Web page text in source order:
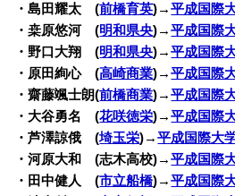
・島田耀太 (前橋育英)→平成国際
・桒原悠河 (明和県央)→平成国際
・野口大翔 (明和県央)→平成国際
・原田絢心 (高崎商業)→平成国際
・齋藤颯士朗(前橋商業)→平成国際
・大谷勇名 (花咲徳栄)→平成国際
・芦澤諒俄 (埼玉栄)→平成国際大
・河原大和 (志木高校)→平成国際
・田中健人 (市立船橋)→平成国際